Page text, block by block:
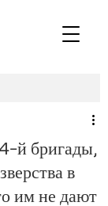
й бригады,
в
им не дают